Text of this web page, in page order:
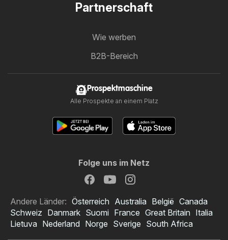
Partnerschaft
Wie werben
B2B-Bereich
Prospektmaschine
Alle Prospekte an einem Platz
Folge uns im Netz
Andere Länder: Österreich Australia België Canada
Schweiz Danmark Suomi France Great Britain Italia
Lietuva Nederland Norge Sverige South Africa